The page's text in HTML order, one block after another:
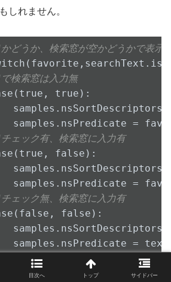
しれません。
どうか、検索窓が空かどうかで表示
検索窓は入力無
true):
samples
.nsSortDescriptors
samples
.nsPredicate
ェック有、検索窓に入力有
false):
samples
.nsSortDescriptors
samples
.nsPredicate
ェック無、検索窓に入力有
false):
samples
.nsSortDescriptors
samples
.nsPredicate
し
目次へ トップ サイドバー